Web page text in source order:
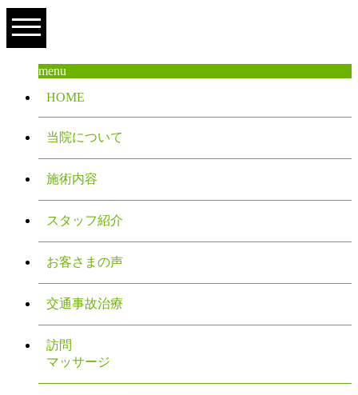
menu
HOME
当院について
施術内容
スタッフ紹介
お客さまの声
交通事故治療
訪問
マッサージ